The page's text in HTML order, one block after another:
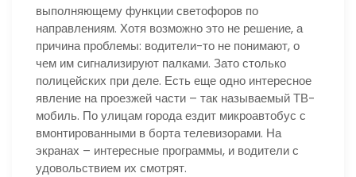
выполняющему функции светофоров по
направлениям. Хотя возможно это не решение, а
причина проблемы: водители-то не понимают, о
чем им сигнализируют палками. Зато столько
полицейских при деле. Есть еще одно интересное
явление на проезжей части – так называемый ТВ-
мобиль. По улицам города ездит микроавтобус с
вмонтированными в борта телевизорами. На
экранах – интересные программы, и водители с
удовольствием их смотрят.